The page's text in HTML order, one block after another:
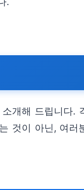
개해 드립니다.
것이 아닌, 여러